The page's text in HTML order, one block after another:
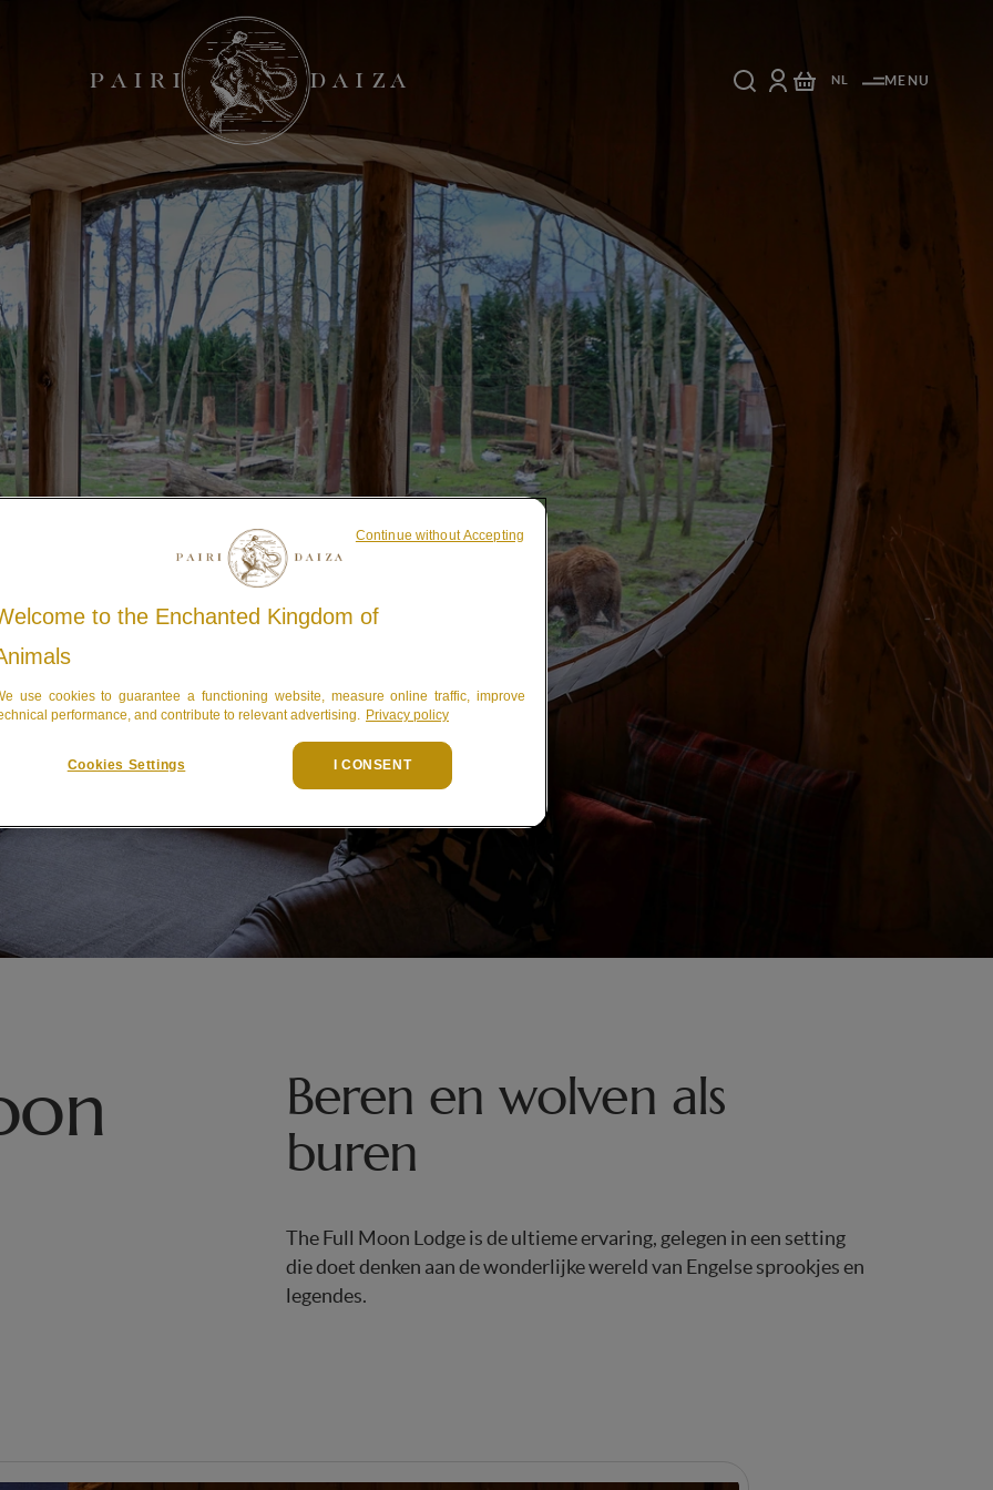
NL MENU
Beren en wolven als
buren
The Full Moon Lodge is de ultieme ervaring, gelegen in een setting
die doet denken aan de wonderlijke wereld van Engelse sprookjes en
legendes.
to the Enchanted Kingdom of
use cookies to guarantee a functioning website, measure online traffic, improve
performance, and contribute to relevant advertising. Privacy policy
Cookies Settings I CONSENT
Continue without Accepting